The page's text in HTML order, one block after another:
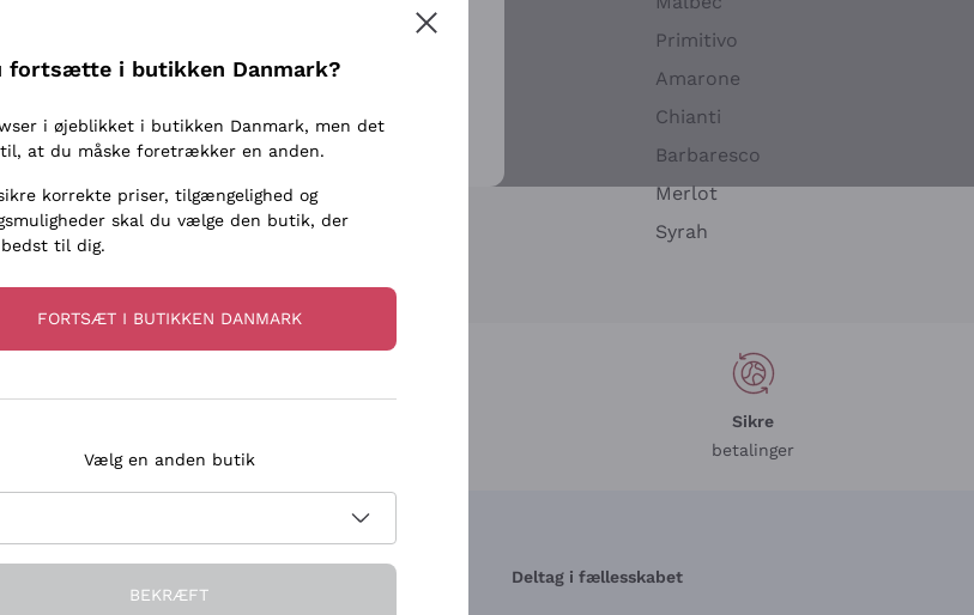
Biondi Santi
Franz Haas
Argiolas
Zenato
Ca' dei Frati
Ribolla Gialla
Sauvignon
Primitivo
Amarone
Chianti
Barbaresco
Merlot
Syrah
Sikre
betalinger
Deltag i fællesskabet
Tilmeld
læs voresPrivatlivspolitik
fortsætte i butikken Danmark?
i øjeblikket i butikken Danmark, men det
at du måske foretrækker en anden.
korrekte priser, tilgængelighed og
skal du vælge den butik, der
til dig.
FORTSÆT I BUTIKKEN DANMARK
Vælg en anden butik
BEKRÆFT